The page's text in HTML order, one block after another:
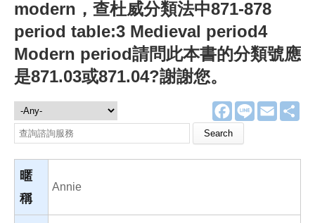
modern，查杜威分類法中871-878
period table:3 Medieval period4
Modern period請問此本書的分類號應
是871.03或871.04?謝謝您。
F
a
e
o
L
E
m
諮詢服務
Search this site
暱
稱
Annie